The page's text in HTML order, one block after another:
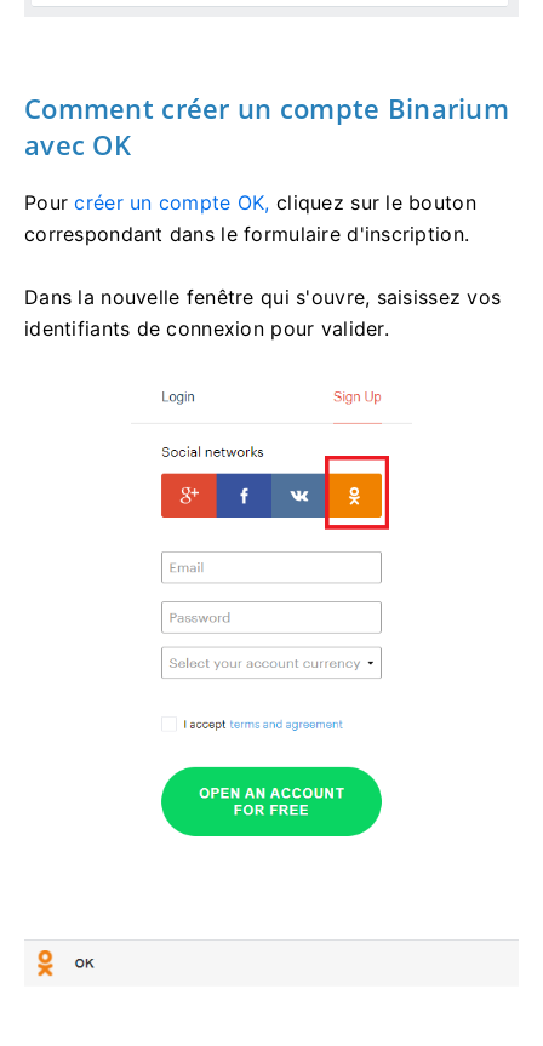
Comment créer un compte Binarium
avec OK
Pourcréer un compte OK, cliquez sur le bouton
correspondant dans le formulaire d'inscription.
Dans la nouvelle fenêtre qui s'ouvre, saisissez vos
identifiants de connexion pour valider.